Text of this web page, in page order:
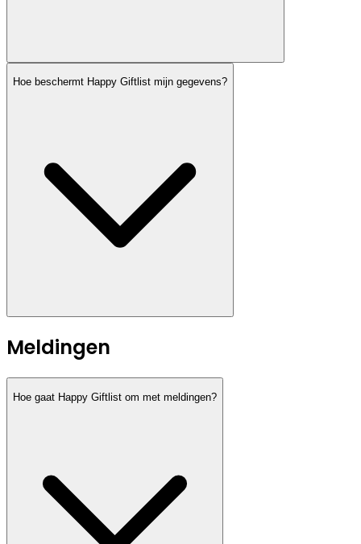
Hoe beschermt Happy Giftlist mijn gegevens?
Meldingen
Hoe gaat Happy Giftlist om met meldingen?